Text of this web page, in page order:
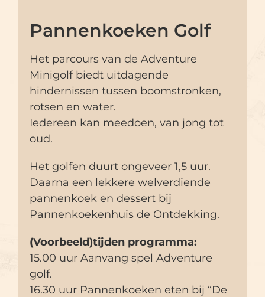
Pannenkoeken Golf
Het parcours van de Adventure
Minigolf biedt uitdagende
hindernissen tussen boomstronken,
rotsen en water.
Iedereen kan meedoen, van jong tot
oud.
Het golfen duurt ongeveer 1,5 uur.
Daarna een lekkere welverdiende
pannenkoek en dessert bij
Pannenkoekenhuis de Ontdekking.
(Voorbeeld)tijden programma:
15.00 uur Aanvang spel Adventure
golf.
16.30 uur Pannenkoeken eten bij “De